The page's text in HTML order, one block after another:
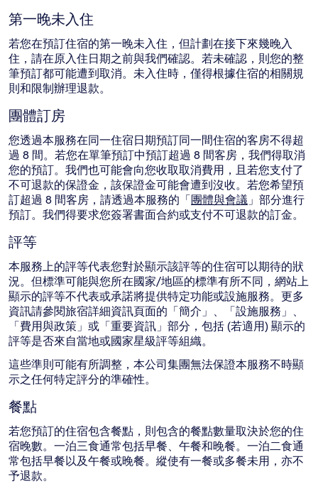
第一晚未入住
若您在預訂住宿的第一晚未入住，但計劃在接下來幾晚入
住，請在原入住日期之前與我們確認。若未確認，則您的整
筆預訂都可能遭到取消。未入住時，僅得根據住宿的相關規
則和限制辦理退款。
團體訂房
您透過本服務在同一住宿日期預訂同一間住宿的客房不得超
過 8 間。若您在單筆預訂中預訂超過 8 間客房，我們得取消
您的預訂。我們也可能會向您收取取消費用，且若您支付了
不可退款的保證金，該保證金可能會遭到沒收。若您希望預
訂超過 8 間客房，請透過本服務的「團體與會議 」部分進行
預訂。我們得要求您簽署書面合約或支付不可退款的訂金。
評等
本服務上的評等代表您對於顯示該評等的住宿可以期待的狀
況。但標準可能與您所在國家/地區的標準有所不同，網站上
顯示的評等不代表或承諾將提供特定功能或設施服務。更多
資訊請參閱旅宿詳細資訊頁面的「簡介」、「設施服務」、
「費用與政策」或「重要資訊」部分，包括 (若適用) 顯示的
評等是否來自當地或國家星級評等組織。
這些準則可能有所調整，本公司集團無法保證本服務不時顯
示之任何特定評分的準確性。
餐點
若您預訂的住宿包含餐點，則包含的餐點數量取決於您的住
宿晚數。一泊三食通常包括早餐、午餐和晚餐。一泊二食通
常包括早餐以及午餐或晚餐。縱使有一餐或多餐未用，亦不
予退款。